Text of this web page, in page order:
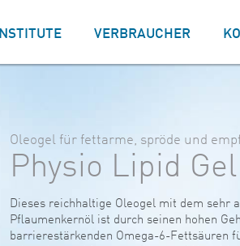
INSTITUTE VERBRAUCHER
Oleogel für fettarme, spröde und
Physio Lipid Gel
Dieses reichhaltige Oleogel mit dem sehr
Pflaumenkernöl ist durch seinen hohen
barrierestärkenden Omega-6-Fettsäuren